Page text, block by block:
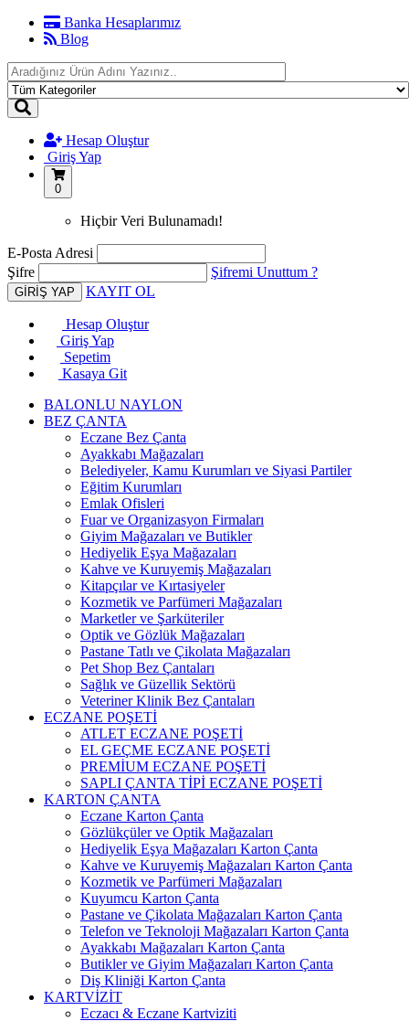
Banka Hesaplarımız
Blog
Hesap Oluştur
Giriş Yap
0
Hiçbir Veri Bulunamadı!
E-Posta Adresi
Şifre
Şifremi Unuttum ?
KAYIT OL
Hesap Oluştur
Giriş Yap
Sepetim
Kasaya Git
BALONLU NAYLON
BEZ ÇANTA
Eczane Bez Çanta
Ayakkabı Mağazaları
Belediyeler, Kamu Kurumları ve Siyasi Partiler
Eğitim Kurumları
Emlak Ofisleri
Fuar ve Organizasyon Firmaları
Giyim Mağazaları ve Butikler
Hediyelik Eşya Mağazaları
Kahve ve Kuruyemiş Mağazaları
Kitapçılar ve Kırtasiyeler
Kozmetik ve Parfümeri Mağazaları
Marketler ve Şarküteriler
Optik ve Gözlük Mağazaları
Pastane Tatlı ve Çikolata Mağazaları
Pet Shop Bez Çantaları
Sağlık ve Güzellik Sektörü
Veteriner Klinik Bez Çantaları
ECZANE POŞETİ
ATLET ECZANE POŞETİ
EL GEÇME ECZANE POŞETİ
PREMİUM ECZANE POŞETİ
SAPLI ÇANTA TİPİ ECZANE POŞETİ
KARTON ÇANTA
Eczane Karton Çanta
Gözlükçüler ve Optik Mağazaları
Hediyelik Eşya Mağazaları Karton Çanta
Kahve ve Kuruyemiş Mağazaları Karton Çanta
Kozmetik ve Parfümeri Mağazaları
Kuyumcu Karton Çanta
Pastane ve Çikolata Mağazaları Karton Çanta
Telefon ve Teknoloji Mağazaları Karton Çanta
Ayakkabı Mağazaları Karton Çanta
Butikler ve Giyim Mağazaları Karton Çanta
Diş Kliniği Karton Çanta
KARTVİZİT
Eczacı & Eczane Kartviziti